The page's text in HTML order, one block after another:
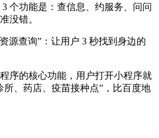
个功能是：查信息、约服务、问问
没错。
资源查询”：让用户 3 秒找到身边的
序的核心功能，用户打开小程序就
所、药店、疫苗接种点”，比百度地